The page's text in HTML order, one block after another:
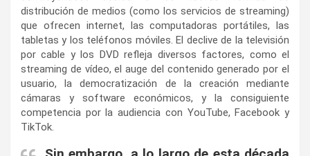
distribución de medios (como los servicios de streaming)
que ofrecen internet, las computadoras portátiles, las
tabletas y los teléfonos móviles. El declive de la televisión
por cable y los DVD refleja diversos factores, como el
streaming de vídeo, el auge del contenido generado por el
usuario, la democratización de la creación mediante
cámaras y software económicos, y la consiguiente
competencia por la audiencia con YouTube, Facebook y
TikTok.